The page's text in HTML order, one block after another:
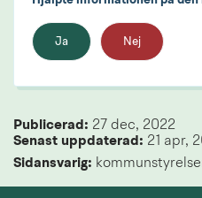
Ja Nej
Publicerad: 27 dec, 2022
Senast uppdaterad: 21 apr,
Sidansvarig: